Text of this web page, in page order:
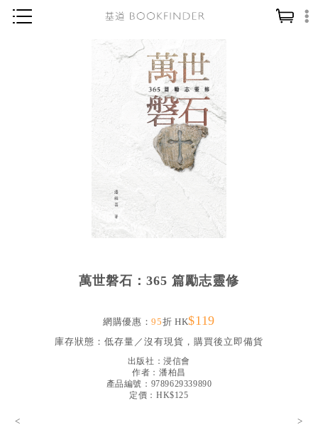
讀經／研經
教會歷史
教會事工
社會／倫理
萬世磐石：365 篇勵志靈修
網購優惠：95折 HK$119
庫存狀態： 低存量／沒有現貨，購買後立即備貨
出版社：浸信會
作者： 潘柏昌
產品編號：9789629339890
定價：HK$125
< >